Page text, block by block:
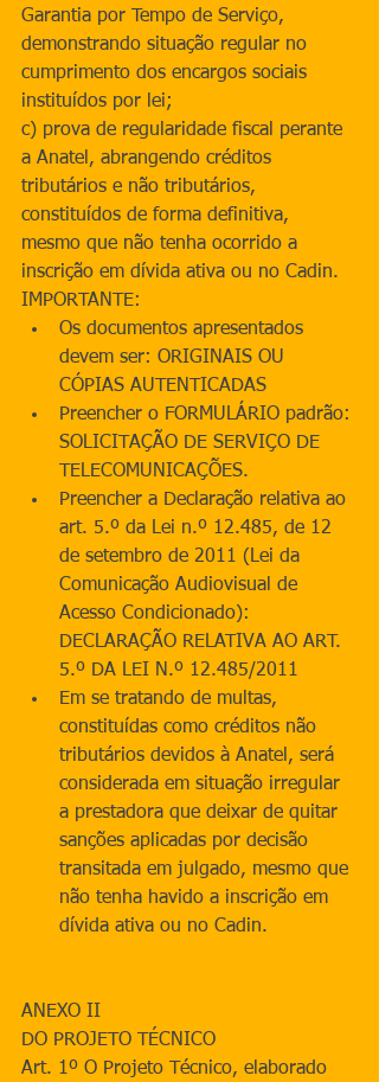
Garantia por Tempo de Serviço,
demonstrando situação regular no
cumprimento dos encargos sociais
instituídos por lei;
c) prova de regularidade fiscal perante
a Anatel, abrangendo créditos
tributários e não tributários,
constituídos de forma definitiva,
mesmo que não tenha ocorrido a
inscrição em dívida ativa ou no Cadin.
IMPORTANTE:
Os documentos apresentados
devem ser: ORIGINAIS OU
CÓPIAS AUTENTICADAS
Preencher o FORMULÁRIO padrão:
SOLICITAÇÃO DE SERVIÇO DE
TELECOMUNICAÇÕES.
Preencher a Declaração relativa ao
art. 5.º da Lei n.º 12.485, de 12
de setembro de 2011 (Lei da
Comunicação Audiovisual de
Acesso Condicionado):
DECLARAÇÃO RELATIVA AO ART.
5.º DA LEI N.º 12.485/2011
Em se tratando de multas,
constituídas como créditos não
tributários devidos à Anatel, será
considerada em situação irregular
a prestadora que deixar de quitar
sanções aplicadas por decisão
transitada em julgado, mesmo que
não tenha havido a inscrição em
dívida ativa ou no Cadin.
ANEXO II
DO PROJETO TÉCNICO
Art. 1º O Projeto Técnico, elaborado